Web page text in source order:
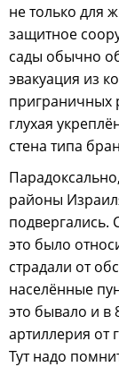
не только для
защитное
сады обычно
эвакуация из
приграничных
глухая
стена типа
районы
подвергались.
это было
страдали от
населённые
это бывало и в
артиллерия от
Тут надо